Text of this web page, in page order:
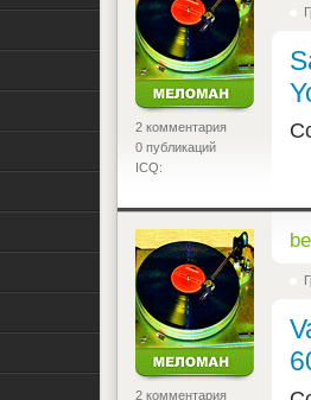
2 комментария
0 публикаций
ICQ:
<
2 комментария